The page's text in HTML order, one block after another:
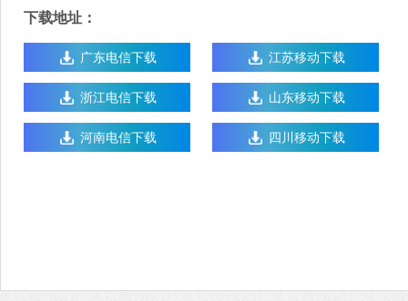
下载地址：
广东电信下载 江苏移动下载
浙江电信下载 山东移动下载
河南电信下载 四川移动下载